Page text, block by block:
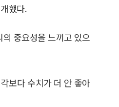
했다.
중요성을 느끼고 있으
보다 수치가 더 안 좋아